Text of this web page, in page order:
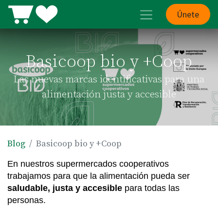
Únete
Basicoop bio y +Coop
Las nuevas marcas identificativas para una
alimentación justa y accesible
Blog Basicoop bio y +Coop
En nuestros supermercados cooperativos
saludable, justa y accesible para todas las
personas.